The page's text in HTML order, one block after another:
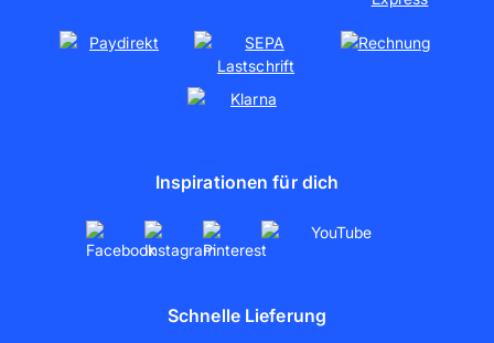
Partnerschaften
Inspirationen für dich
Schnelle Lieferung